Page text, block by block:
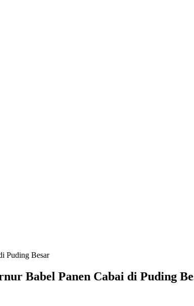
Puding Besar
Babel Panen Cabai di Puding